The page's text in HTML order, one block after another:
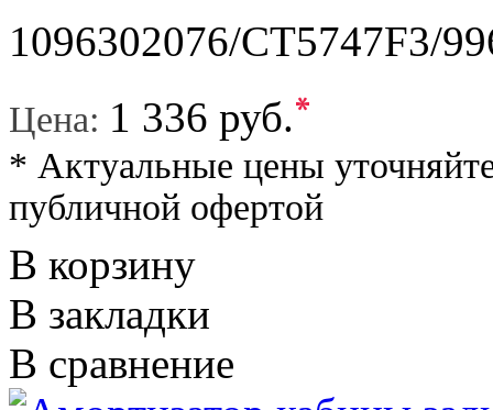
1096302076/СT5747F3/
Цена: 1 336 руб.*
* Актуальные цены
публичной офертой
В корзину
В закладки
В сравнение